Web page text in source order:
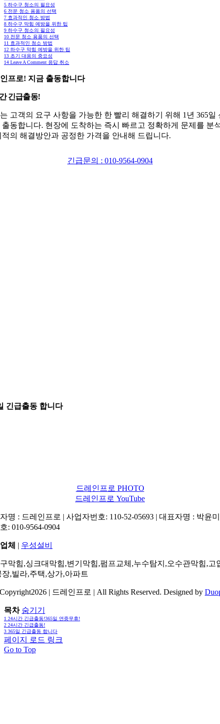
5 하수구 청소의 필요성
6 전문 청소 용품의 선택
7 효과적인 청소 방법
8 하수구 막힘 예방을 위한 팁
9 하수구 청소의 필요성
10 전문 청소 용품의 선택
11 효과적인 청소 방법
12 하수구 막힘 예방을 위한 팁
13 초기 대응의 중요성
14 Leave A Comment 응답 취소
프로! 지금 출동합니다
긴급출동!
고객의 요구 사항을 가능한 한 빨리 해결하기 위해 1년 365일
출동합니다. 현장에 도착하는 즉시 빠르고 정확하게 문제를 분
적의 해결방안과 공정한 가격을 안내해 드립니다.
긴급문의 : 010-9564-0904
긴급출동 합니다
드레인프로 PHOTO
드레인프로 YouTube
명 : 드레인프로 | 사업자번호: 110-52-05693 | 대표자명 : 박윤
: 010-9564-0904
체 | 우성설비
막힘,싱크대막힘,변기막힘,펌프교체,누수탐지,오수관막힘,고
장,빌라,주택,상가,아파트
| 드레인프로 | All Rights Reserved. Designed by
목차 숨기기
1 24시간 긴급출동!365일 연중무휴!
2 24시간 긴급출동!
3 365일 긴급출동 합니다
페이지 로드 링크
Go to Top